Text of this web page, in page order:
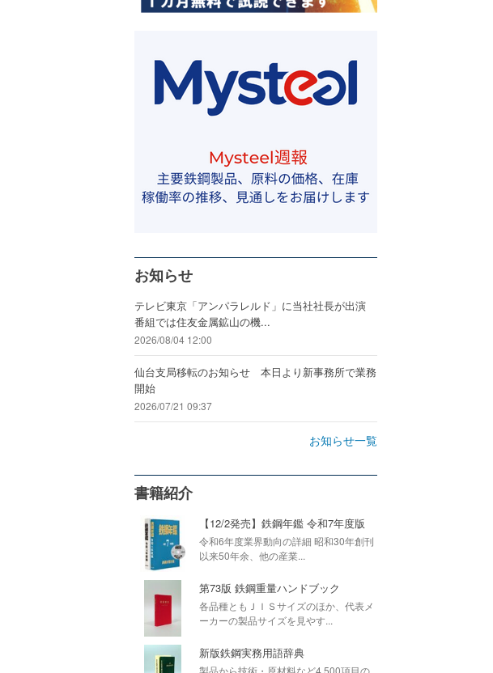
お知らせ
テレビ東京「アンパラレルド」に当社社長が出演
番組では住友金属鉱山の機...
2026/08/04 12:00
仙台支局移転のお知らせ 本日より新事務所で業務
開始
2026/07/21 09:37
お知らせ一覧
書籍紹介
【12/2発売】鉄鋼年鑑 令和7年度版
令和6年度業界動向の詳細 昭和30年創刊
以来50年余、他の産業...
第73版 鉄鋼重量ハンドブック
各品種ともＪＩＳサイズのほか、代表メ
ーカーの製品サイズを見やす...
新版鉄鋼実務用語辞典
製品から技術・原材料など4,500項目の